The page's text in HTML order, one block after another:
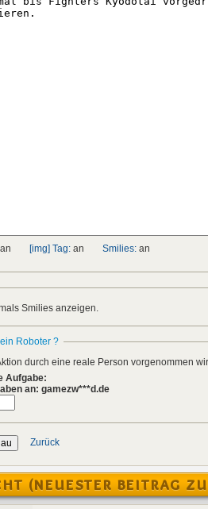
an [img] Tag: an Smilies: an
Smilies anzeigen.
Roboter ?
durch eine reale Person vorgenommen
Aufgabe:
an: gamezw***d.de
Zurück
(NEUESTER BEITRAG